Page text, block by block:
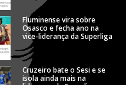
Fluminense vira sobre
Osasco e fecha ano na
vice-liderança da Superliga
Cruzeiro bate o Sesi e se
isola ainda mais na